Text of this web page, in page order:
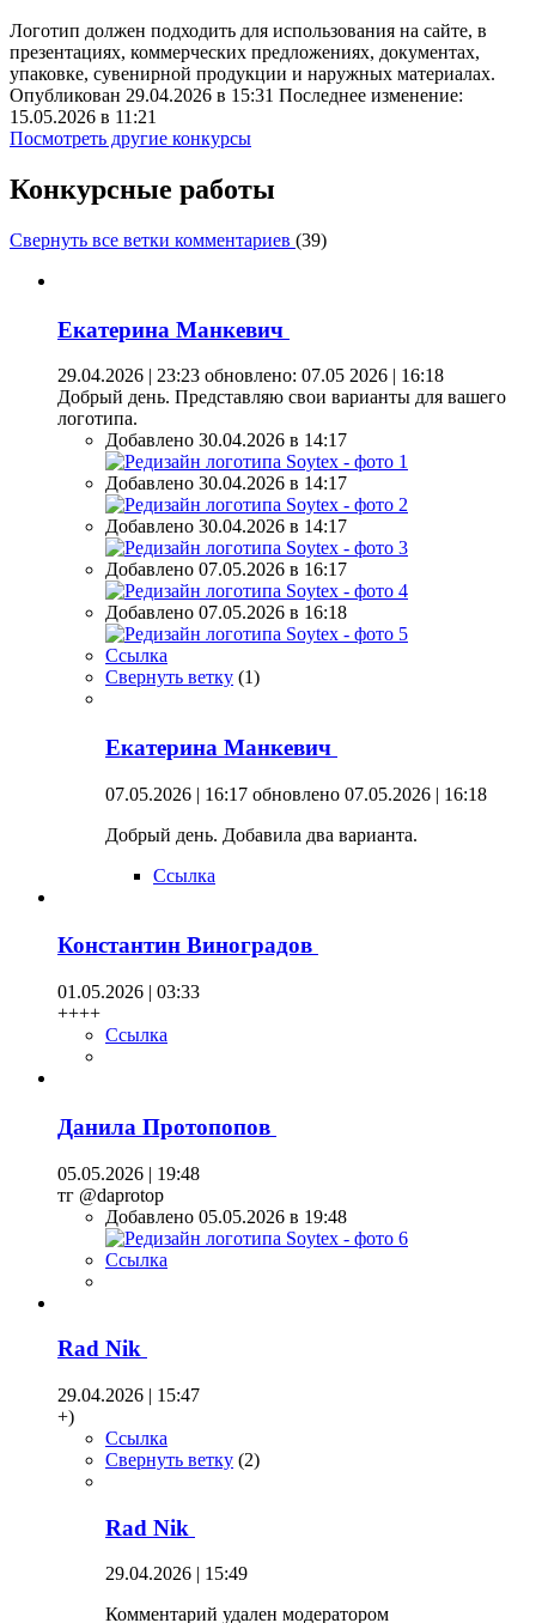
Логотип должен подходить для использования на сайте, в
презентациях, коммерческих предложениях, документах,
упаковке, сувенирной продукции и наружных материалах.
Опубликован 29.04.2026 в 15:31 Последнее изменение:
15.05.2026 в 11:21
Посмотреть другие конкурсы
Конкурсные работы
Свернуть все ветки комментариев (39)
Екатерина Манкевич
29.04.2026 | 23:23 обновлено: 07.05 2026 | 16:18
Добрый день. Представляю свои варианты для вашего
логотипа.
Добавлено 30.04.2026 в 14:17
Добавлено 30.04.2026 в 14:17
Добавлено 30.04.2026 в 14:17
Добавлено 07.05.2026 в 16:17
Добавлено 07.05.2026 в 16:18
Ссылка
Свернуть ветку (1)
Екатерина Манкевич
07.05.2026 | 16:17 обновлено 07.05.2026 | 16:18
Добрый день. Добавила два варианта.
Ссылка
Константин Виноградов
01.05.2026 | 03:33
++++
Ссылка
Данила Протопопов
05.05.2026 | 19:48
тг @daprotop
Добавлено 05.05.2026 в 19:48
Ссылка
Rad Nik
29.04.2026 | 15:47
+)
Ссылка
Свернуть ветку (2)
Rad Nik
29.04.2026 | 15:49
Комментарий удален модератором